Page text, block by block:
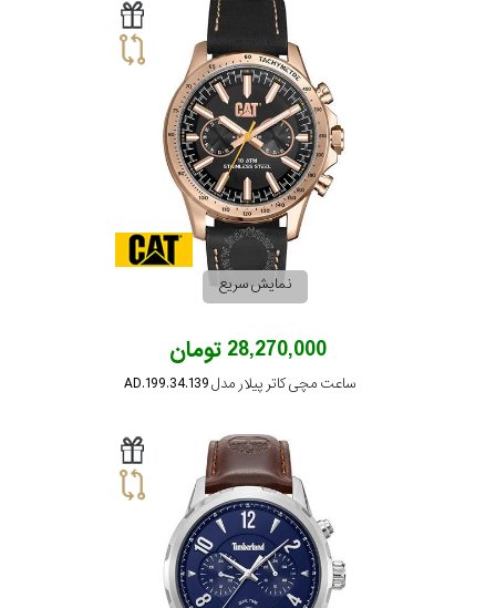
نمایش سریع
28,270,000 تومان
ساعت مچی کاتر پیلار مدل AD.199.34.139